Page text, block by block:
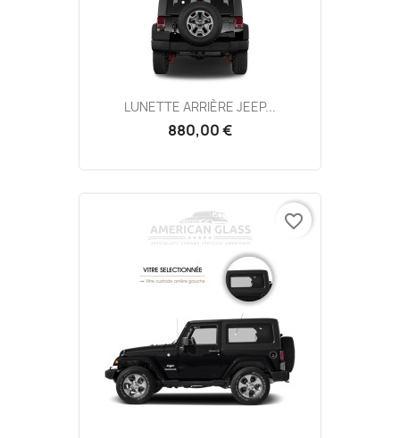
LUNETTE ARRIÈRE JEEP...
880,00 €
favorite_border